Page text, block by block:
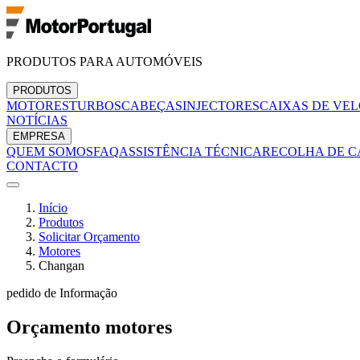
PRODUTOS PARA AUTOMÓVEIS
PRODUTOS
MOTORESTURBOSCABEÇASINJECTORESCAIXAS DE
NOTÍCIAS
EMPRESA
QUEM SOMOSFAQASSISTÊNCIA TÉCNICARECOLHA DE
CONTACTO
Início
Produtos
Solicitar Orçamento
Motores
Changan
pedido de Informação
Orçamento motores